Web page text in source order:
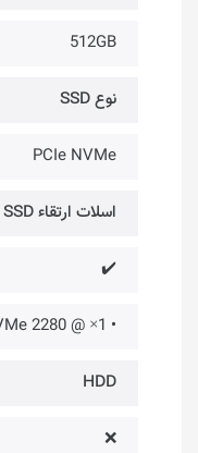
512GB
نوع SSD
PCIe NVMe
اسلات ارتقاء SSD
✔️
• 1× @ 2280 M.2 NVMe
HDD
❌